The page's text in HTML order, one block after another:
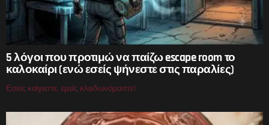
5 λόγοι που προτιμώ να παίζω escape room το
καλοκαίρι (ενώ εσείς ψήνεστε στις παραλίες)
Εσείς καίγεστε, εμείς κλειδωνόμαστε!